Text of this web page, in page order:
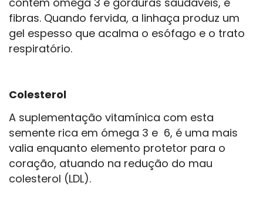
fibras. Quando fervida, a linhaça produz um
gel espesso que acalma o esófago e o trato
respiratório.
Colesterol
A suplementação vitamínica com esta
semente rica em ómega 3 e 6, é uma mais
valia enquanto elemento protetor para o
coração, atuando na redução do mau
colesterol (LDL).